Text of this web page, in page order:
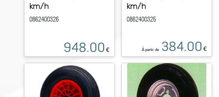
km/h
0862400326
948.00 €
km/h
0862400325
À partir de 384.00 €